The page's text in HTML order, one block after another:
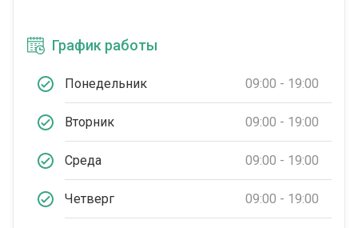
График работы
Понедельник 09:00 - 19:00
Вторник 09:00 - 19:00
Среда 09:00 - 19:00
Четверг 09:00 - 19:00